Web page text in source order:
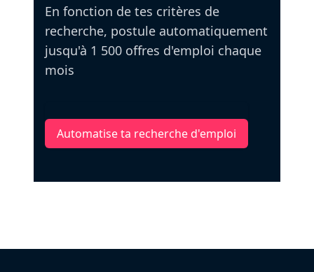
En fonction de tes critères de
recherche, postule automatiquement
jusqu'à 1 500 offres d'emploi chaque
mois
Automatise ta recherche d'emploi